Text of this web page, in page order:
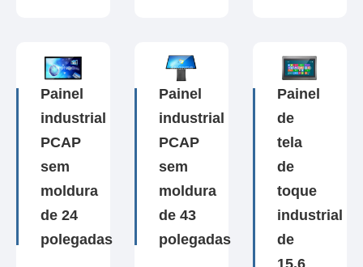
Painel
industrial
PCAP
sem
moldura
de 24
polegadas
Painel
industrial
PCAP
sem
moldura
de 43
polegadas
Painel
de
tela
de
toque
industrial
de